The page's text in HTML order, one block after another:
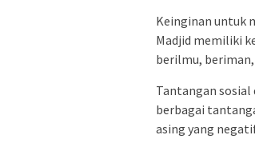
Keinginan untuk
Madjid memiliki
berilmu,
Tantangan sosial
berbagai
asing yang